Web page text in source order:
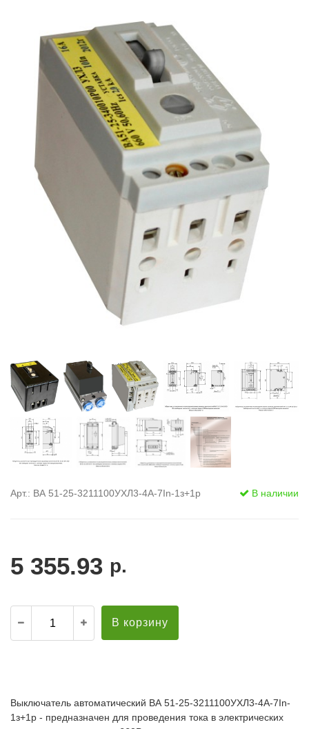
диэлектрические
Стремянки с
Стремянки с
опорой
Ширмы
РЗА (шторы)
Штендеры
Щиты
диэлектрические
Арт.: ВА 51-25-3211100УХЛ3-4А-7In-1з+1р В наличии
5 355.93 р.
В корзину
Выключатель автоматический ВА 51-25-3211100УХЛ3-4А-7In-
1з+1р - предназначен для проведения тока в электрических